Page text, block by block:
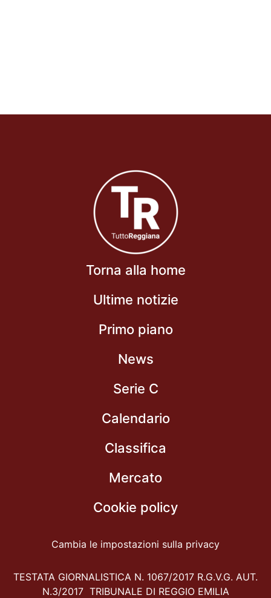
Torna alla home
Ultime notizie
Primo piano
News
Serie C
Calendario
Classifica
Mercato
Cookie policy
Cambia le impostazioni sulla privacy
TESTATA GIORNALISTICA N. 1067/2017 R.G.V.G. AUT.
N.3/2017 TRIBUNALE DI REGGIO EMILIA